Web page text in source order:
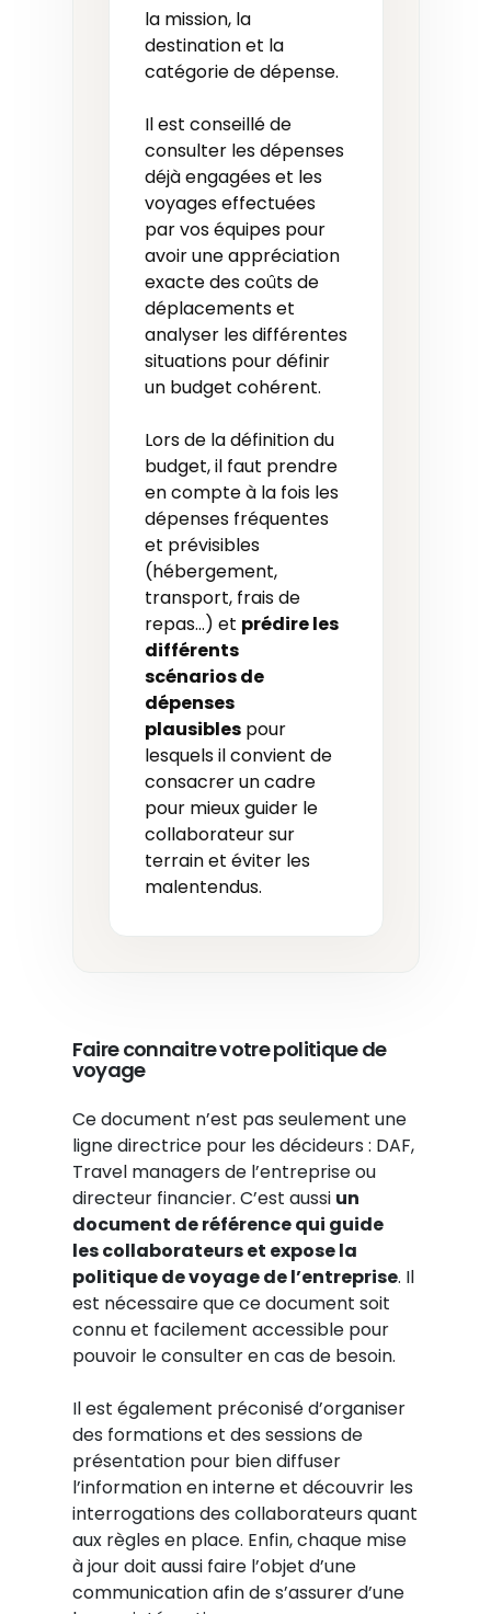
la mission, la
destination et la
catégorie de dépense.
Il est conseillé de
consulter les dépenses
déjà engagées et les
voyages effectuées
par vos équipes pour
avoir une appréciation
exacte des coûts de
déplacements et
analyser les différentes
situations pour définir
un budget cohérent.
Lors de la définition du
budget, il faut prendre
en compte à la fois les
dépenses fréquentes
et prévisibles
(hébergement,
transport, frais de
repas…) et prédire les
différents
scénariosde
dépenses
plausiblespour
lesquels il convient de
consacrer un cadre
pour mieux guider le
collaborateur sur
terrain et éviter les
malentendus.
Faire connaitre votre politique de
voyage
Ce document n’est pas seulement une
ligne directrice pour les décideurs : DAF,
Travel managers de l’entreprise ou
directeur financier. C’est aussi un
document de référence qui guide
lescollaborateurs et exposela
politique de voyage de l’entreprise. Il
est nécessaire que ce document soit
connu et facilement accessible pour
pouvoir le consulter en cas de besoin.
Il est également préconisé d’organiser
des formations et des sessions de
présentation pour bien diffuser
l’information en interne et découvrir les
interrogations des collaborateurs quant
aux règles en place. Enfin, chaque mise
à jour doit aussi faire l’objet d’une
communication afin de s’assurer d’une